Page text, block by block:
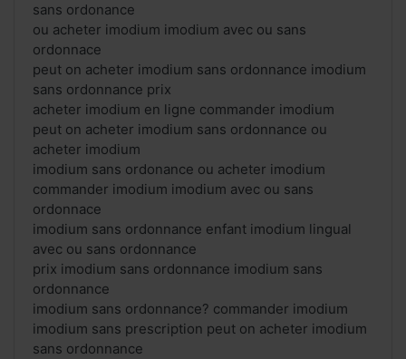
sans ordonance
ou acheter imodium imodium avec ou sans
ordonnace
peut on acheter imodium sans ordonnance imodium
sans ordonnance prix
acheter imodium en ligne commander imodium
peut on acheter imodium sans ordonnance ou
acheter imodium
imodium sans ordonance ou acheter imodium
commander imodium imodium avec ou sans
ordonnace
imodium sans ordonnance enfant imodium lingual
avec ou sans ordonnance
prix imodium sans ordonnance imodium sans
ordonnance
imodium sans ordonnance? commander imodium
imodium sans prescription peut on acheter imodium
sans ordonnance